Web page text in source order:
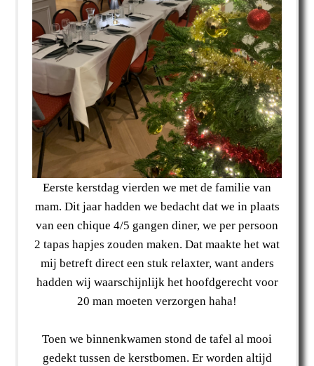
Eerste kerstdag vierden we met de familie van
mam. Dit jaar hadden we bedacht dat we in plaats
van een chique 4/5 gangen diner, we per persoon
2 tapas hapjes zouden maken. Dat maakte het wat
mij betreft direct een stuk relaxter, want anders
hadden wij waarschijnlijk het hoofdgerecht voor
20 man moeten verzorgen haha!
Toen we binnenkwamen stond de tafel al mooi
gedekt tussen de kerstbomen. Er worden altijd